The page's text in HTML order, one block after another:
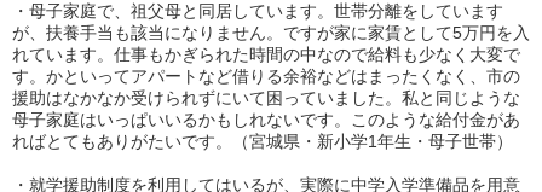
・母子家庭で、祖父母と同居しています。世帯分離をしています
が、扶養手当も該当になりません。ですが家に家賃として5万円を入
れています。仕事もかぎられた時間の中なので給料も少なく大変で
す。かといってアパートなど借りる余裕などはまったくなく、市の
援助はなかなか受けられずにいて困っていました。私と同じような
母子家庭はいっぱいいるかもしれないです。このような給付金があ
ればとてもありがたいです。（宮城県・新小学1年生・母子世帯）
・就学援助制度を利用してはいるが、実際に中学入学準備品を用意